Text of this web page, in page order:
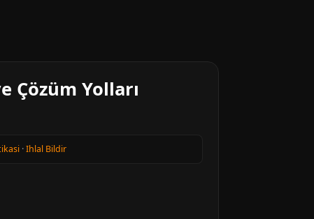
Çözüm Yolları
·Ihlal Bildir